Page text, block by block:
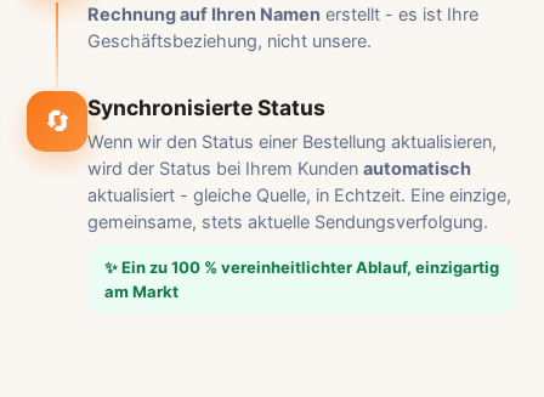
Rechnung auf Ihren Namen erstellt - es ist Ihre
Geschäftsbeziehung, nicht unsere.
🔄 Synchronisierte Status
Wenn wir den Status einer Bestellung aktualisieren,
wird der Status bei Ihrem Kunden automatisch
aktualisiert - gleiche Quelle, in Echtzeit. Eine einzige,
gemeinsame, stets aktuelle Sendungsverfolgung.
✨ Ein zu 100 % vereinheitlichter Ablauf, einzigartig
am Markt